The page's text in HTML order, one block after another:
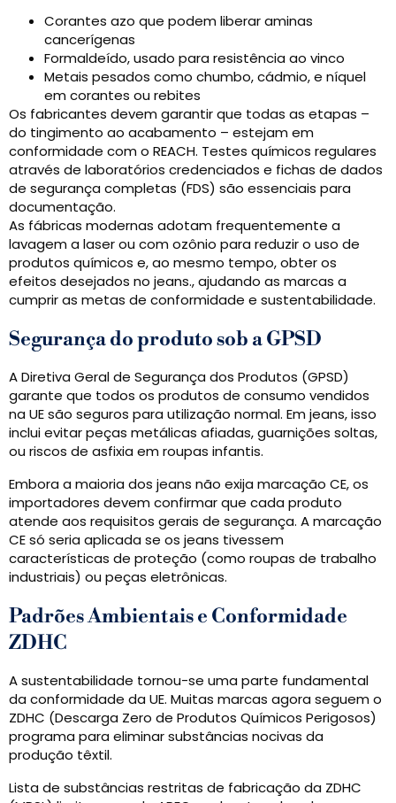
Corantes azo que podem liberar aminas
cancerígenas
Formaldeído, usado para resistência ao vinco
Metais pesados ​​como chumbo, cádmio, e níquel
em corantes ou rebites
Os fabricantes devem garantir que todas as etapas –
do tingimento ao acabamento – estejam em
conformidade com o REACH. Testes químicos regulares
através de laboratórios credenciados e fichas de dados
de segurança completas (FDS) são essenciais para
documentação.
As fábricas modernas adotam frequentemente a
lavagem a laser ou com ozônio para reduzir o uso de
produtos químicos e, ao mesmo tempo, obter os
efeitos desejados no jeans., ajudando as marcas a
cumprir as metas de conformidade e sustentabilidade.
Segurança do produto sob a GPSD
A Diretiva Geral de Segurança dos Produtos (GPSD)
garante que todos os produtos de consumo vendidos
na UE são seguros para utilização normal. Em jeans, isso
inclui evitar peças metálicas afiadas, guarnições soltas,
ou riscos de asfixia em roupas infantis.
Embora a maioria dos jeans não exija marcação CE, os
importadores devem confirmar que cada produto
atende aos requisitos gerais de segurança. A marcação
CE só seria aplicada se os jeans tivessem
características de proteção (como roupas de trabalho
industriais) ou peças eletrônicas.
Padrões Ambientais e Conformidade
ZDHC
A sustentabilidade tornou-se uma parte fundamental
da conformidade da UE. Muitas marcas agora seguem o
ZDHC (Descarga Zero de Produtos Químicos Perigosos)
programa para eliminar substâncias nocivas da
produção têxtil.
Lista de substâncias restritas de fabricação da ZDHC